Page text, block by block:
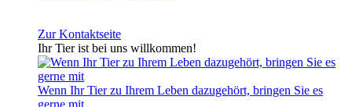
Zur Kontaktseite
Ihr Tier ist bei uns willkommen!
Wenn Ihr Tier zu Ihrem Leben dazugehört, bringen Sie es
gerne mit